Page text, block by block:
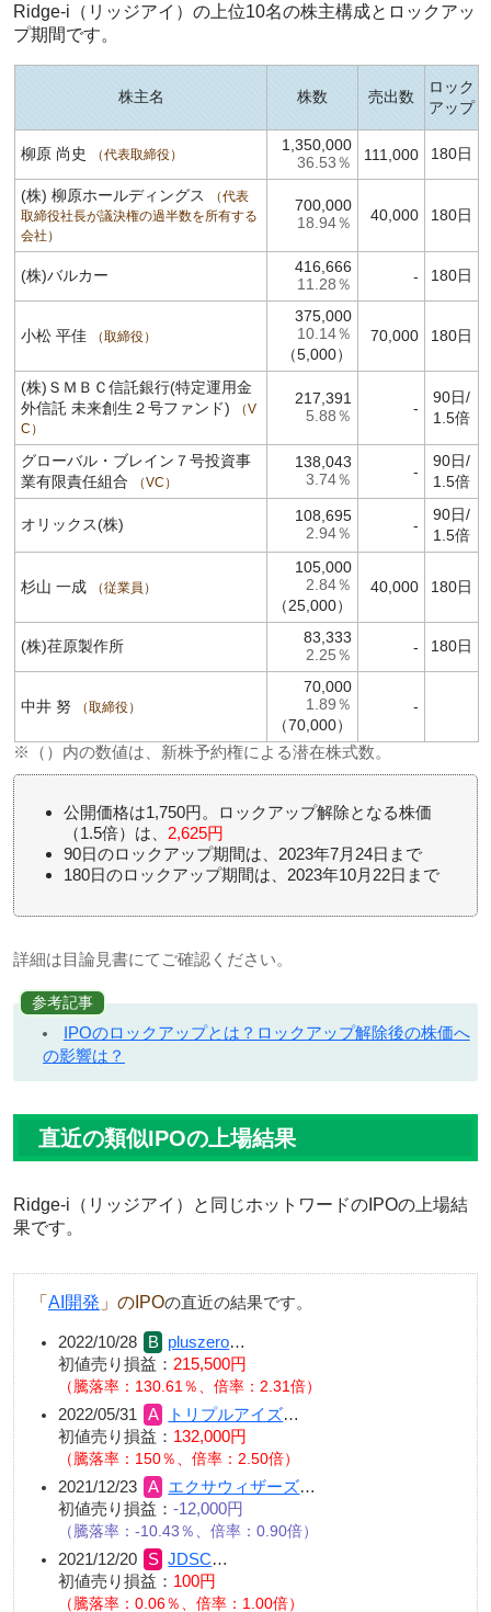
Ridge-i（リッジアイ）の上位10名の株主構成とロックアッ
プ期間です。
株主名 株数 売出数
ロック
アップ
柳原 尚史 代表取締役
1,350,000
36.53％ 111,000 180日
(株) 柳原ホールディングス
代表
取締役社長が議決権の過半数を所有する
会社
700,000
18.94％ 40,000 180日
(株)バルカー 416,666
11.28％ - 180日
小松 平佳 取締役
375,000
10.14％
（5,000）
70,000 180日
(株)ＳＭＢＣ信託銀行(特定運用金
外信託 未来創生２号ファンド)
V
C
217,391
5.88％ -
90日/
1.5倍
グローバル・ブレイン７号投資事
業有限責任組合
VC
138,043
3.74％ -
90日/
1.5倍
オリックス(株) 108,695
2.94％ -
90日/
1.5倍
杉山 一成 従業員
105,000
2.84％
（25,000）
40,000 180日
(株)荏原製作所 83,333
2.25％ - 180日
中井 努 取締役
70,000
1.89％
（70,000）
-
※（）内の数値は、新株予約権による潜在株式数。
公開価格は1,750円。ロックアップ解除となる株価
（1.5倍）は、 2,625円
90日のロックアップ期間は、2023年7月24日まで
180日のロックアップ期間は、2023年10月22日まで
詳細は目論見書にてご確認ください。
参考記事
IPOのロックアップとは？ロックアップ解除後の株価へ
の影響は？
直近の類似IPOの上場結果
Ridge-i（リッジアイ）と同じホットワードのIPOの上場結
果です。
「AI開発 」のIPOの直近の結果です。
2022/10/28 pluszero…
初値売り損益： 215,500円
（騰落率：130.61％、倍率：2.31倍）
2022/05/31 トリプルアイズ…
初値売り損益： 132,000円
（騰落率：150％、倍率：2.50倍）
2021/12/23 エクサウィザーズ…
初値売り損益： -12,000円
（騰落率：-10.43％、倍率：0.90倍）
2021/12/20 JDSC…
初値売り損益： 100円
（騰落率：0.06％、倍率：1.00倍）